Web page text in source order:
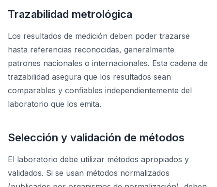
Trazabilidad metrológica
Los resultados de medición deben poder trazarse
hasta referencias reconocidas, generalmente
patrones nacionales o internacionales. Esta cadena de
trazabilidad asegura que los resultados sean
comparables y confiables independientemente del
laboratorio que los emita.
Selección y validación de métodos
El laboratorio debe utilizar métodos apropiados y
validados. Si se usan métodos normalizados